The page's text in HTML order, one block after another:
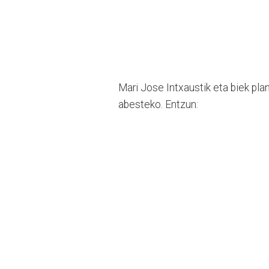
Mari Jose Intxaustik eta biek
abesteko. Entzun: